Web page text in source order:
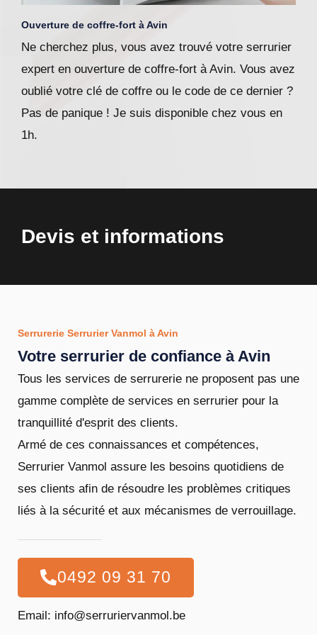
Ouverture de coffre-fort à Avin
Ne cherchez plus, vous avez trouvé votre serrurier
expert en ouverture de coffre-fort à Avin. Vous avez
oublié votre clé de coffre ou le code de ce dernier ?
Pas de panique ! Je suis disponible chez vous en
1h.
Devis et informations
Serrurerie Serrurier Vanmol à Avin
Votre serrurier de confiance à Avin
Tous les services de serrurerie ne proposent pas une
gamme complète de services en serrurier pour la
tranquillité d'esprit des clients.
Armé de ces connaissances et compétences,
Serrurier Vanmol assure les besoins quotidiens de
ses clients afin de résoudre les problèmes critiques
liés à la sécurité et aux mécanismes de verrouillage.
0492 09 31 70
Email: info@serruriervanmol.be